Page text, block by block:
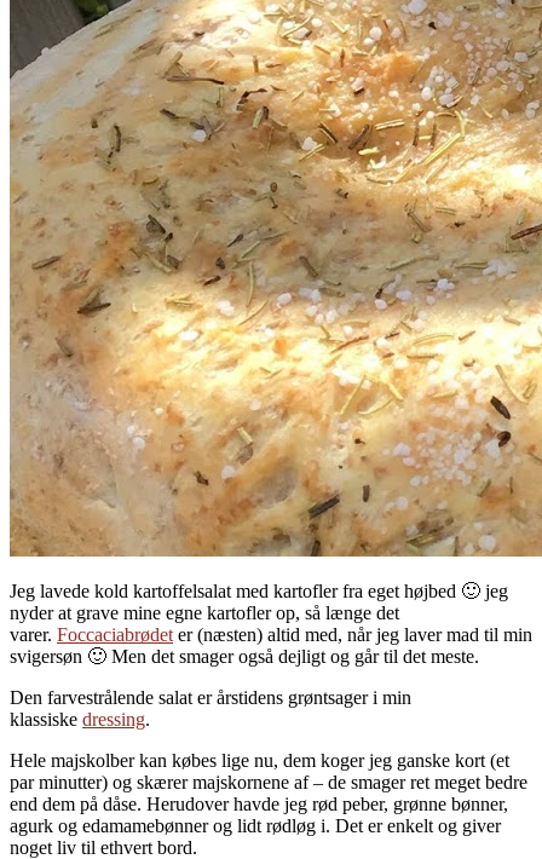
Jeg lavede kold kartoffelsalat med kartofler fra eget højbed 🙂 jeg
nyder at grave mine egne kartofler op, så længe det
varer. Foccaciabrødet er (næsten) altid med, når jeg laver mad til min
svigersøn 🙂 Men det smager også dejligt og går til det meste.
Den farvestrålende salat er årstidens grøntsager i min
klassiske dressing.
Hele majskolber kan købes lige nu, dem koger jeg ganske kort (et
par minutter) og skærer majskornene af – de smager ret meget bedre
end dem på dåse. Herudover havde jeg rød peber, grønne bønner,
agurk og edamamebønner og lidt rødløg i. Det er enkelt og giver
noget liv til ethvert bord.